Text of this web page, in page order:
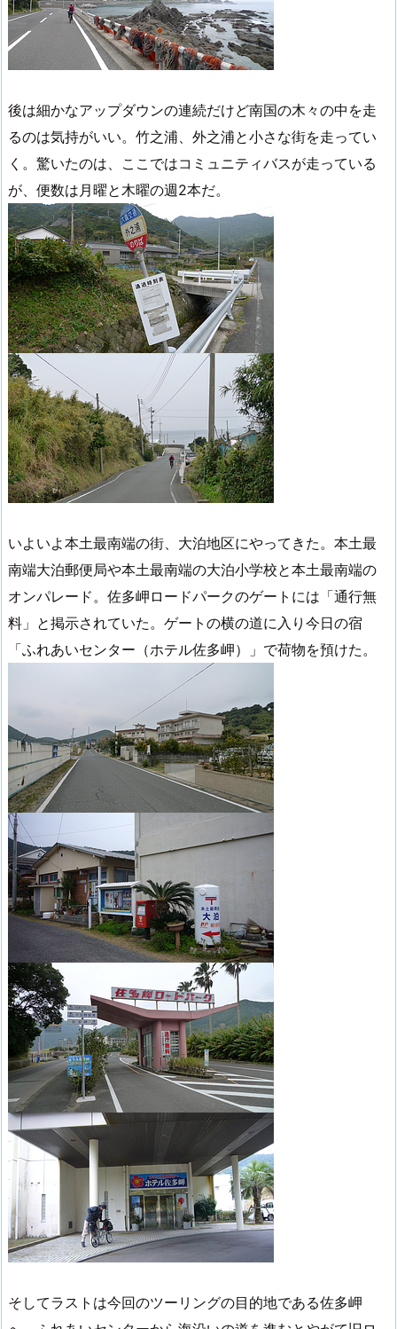
後は細かなアップダウンの連続だけど南国の木々の中を走
るのは気持がいい。竹之浦、外之浦と小さな街を走ってい
く。驚いたのは、ここではコミュニティバスが走っている
が、便数は月曜と木曜の週2本だ。
いよいよ本土最南端の街、大泊地区にやってきた。本土最
南端大泊郵便局や本土最南端の大泊小学校と本土最南端の
オンパレード。佐多岬ロードパークのゲートには「通行無
料」と掲示されていた。ゲートの横の道に入り今日の宿
「ふれあいセンター（ホテル佐多岬）」で荷物を預けた。
そしてラストは今回のツーリングの目的地である佐多岬